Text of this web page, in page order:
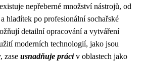
nepřeberné množství nástrojů, od
hladítek po profesionální sochařské
detailní opracování a vytváření
moderních technologií, jako jsou
zase usnadňuje práciv oblastech jako